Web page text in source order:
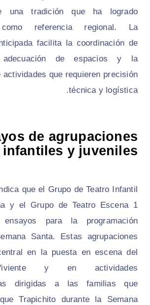
una tradición que ha logrado
como referencia regional. La
facilita la coordinación de
de espacios y la
actividades que requieren precisión
técnica y logística.
de agrupaciones
infantiles y juveniles
que el Grupo de Teatro Infantil
y el Grupo de Teatro Escena 1
para la programación
Santa. Estas agrupaciones
en la puesta en escena del
y en actividades
dirigidas a las familias que
Trapichito durante la Semana